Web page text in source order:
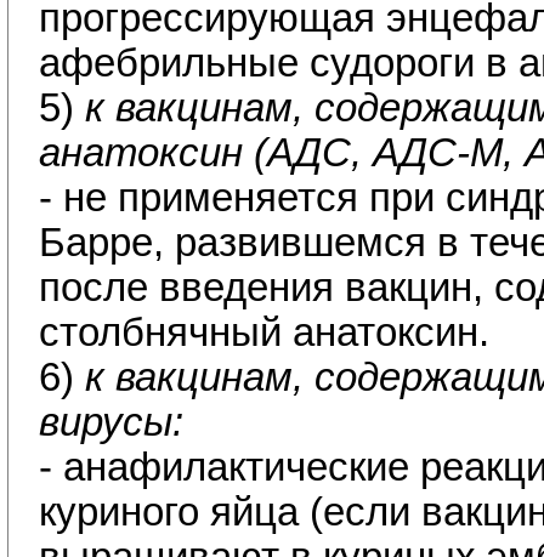
прогрессирующая
афебрильные судороги в
5) к вакцинам,
анатоксин (АДС, АДС-М,
- не применяется при
Барре, развившемся в
после введения вакцин,
столбнячный анатоксин.
6) к вакцинам,
вирусы:
- анафилактические
куриного яйца (если